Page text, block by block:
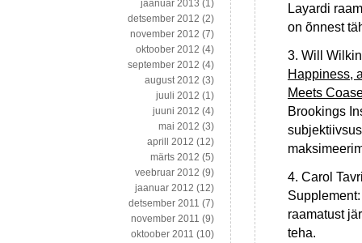
Layardi
on õnnest
3. Will
Happiness,
Meets
Brookings
4. Carol
raamatust
teha.
jaanuar 2013 (1)
detsember 2012 (2)
november 2012 (7)
oktoober 2012 (4)
september 2012 (4)
august 2012 (3)
juuli 2012 (1)
juuni 2012 (4)
mai 2012 (3)
aprill 2012 (12)
märts 2012 (5)
veebruar 2012 (9)
jaanuar 2012 (12)
detsember 2011 (7)
november 2011 (9)
oktoober 2011 (10)